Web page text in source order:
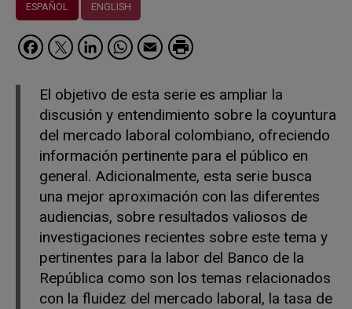
ESPAÑOL ENGLISH
Facebook
Twitter
LinkedIn
WhatsApp
Email
El objetivo de esta serie es ampliar la
discusión y entendimiento sobre la coyuntura
del mercado laboral colombiano, ofreciendo
información pertinente para el público en
general. Adicionalmente, esta serie busca
una mejor aproximación con las diferentes
audiencias, sobre resultados valiosos de
investigaciones recientes sobre este tema y
pertinentes para la labor del Banco de la
República como son los temas relacionados
con la fluidez del mercado laboral, la tasa de